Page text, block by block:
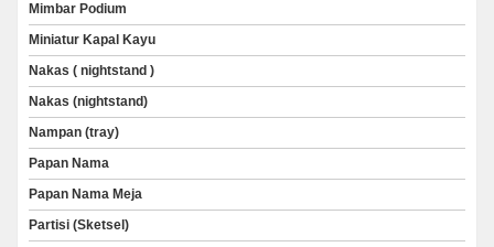
Mimbar Podium
Miniatur Kapal Kayu
Nakas ( nightstand )
Nakas (nightstand)
Nampan (tray)
Papan Nama
Papan Nama Meja
Partisi (Sketsel)